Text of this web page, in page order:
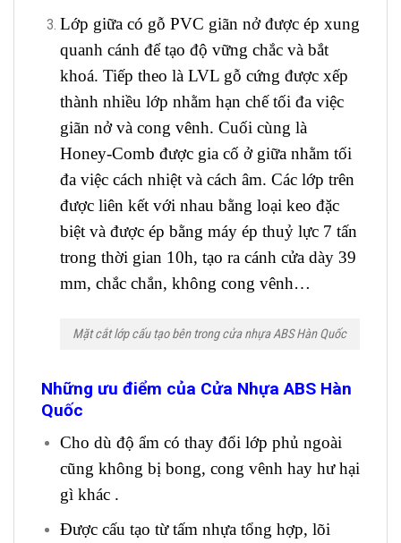
Lớp giữa có gỗ PVC giãn nở được ép xung
quanh cánh để tạo độ vững chắc và bắt
khoá. Tiếp theo là LVL gỗ cứng được xếp
thành nhiều lớp nhằm hạn chế tối đa việc
giãn nở và cong vênh. Cuối cùng là
Honey-Comb được gia cố ở giữa nhằm tối
đa việc cách nhiệt và cách âm. Các lớp trên
được liên kết với nhau bằng loại keo đặc
biệt và được ép bằng máy ép thuỷ lực 7 tấn
trong thời gian 10h, tạo ra cánh cửa dày 39
mm, chắc chắn, không cong vênh…
Mặt cắt lớp cấu tạo bên trong cửa nhựa ABS Hàn Quốc
Những ưu điểm của Cửa Nhựa ABS Hàn
Quốc
Cho dù độ ẩm có thay đổi lớp phủ ngoài
cũng không bị bong, cong vênh hay hư hại
gì khác .
Được cấu tạo từ tấm nhựa tổng hợp, lõi